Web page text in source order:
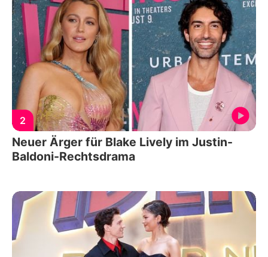
2
Neuer Ärger für Blake Lively im Justin-
Baldoni-Rechtsdrama